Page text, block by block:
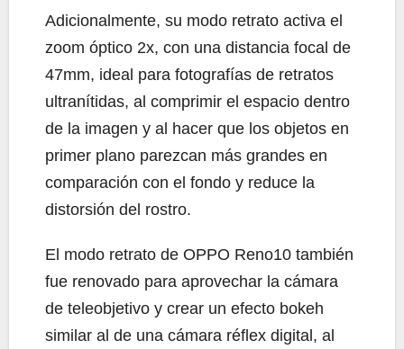
Adicionalmente, su modo retrato activa el
zoom óptico 2x, con una distancia focal de
47mm, ideal para fotografías de retratos
ultranítidas, al comprimir el espacio dentro
de la imagen y al hacer que los objetos en
primer plano parezcan más grandes en
comparación con el fondo y reduce la
distorsión del rostro.
El modo retrato de OPPO Reno10 también
fue renovado para aprovechar la cámara
de teleobjetivo y crear un efecto bokeh
similar al de una cámara réflex digital, al